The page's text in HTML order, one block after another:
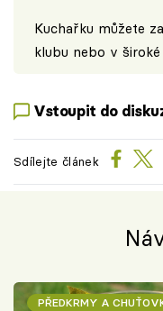
Kuchařku můžete
klubu nebo v
Vstoupit do
Sdílejte článek
PŘEDKRMY A